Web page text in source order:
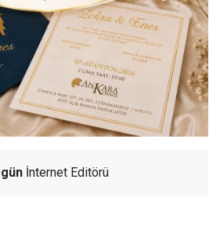
İnternet Editörü